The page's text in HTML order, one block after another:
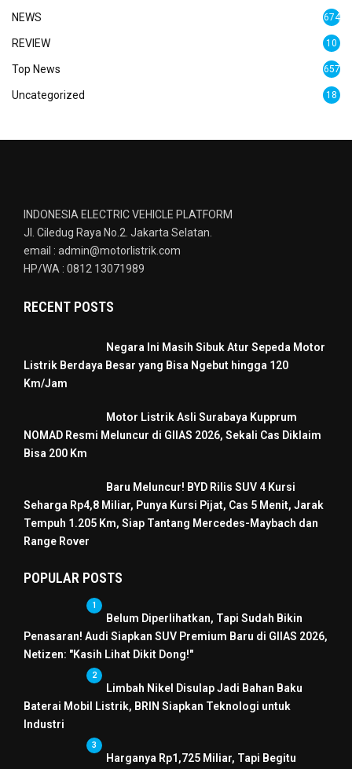
NEWS 674
REVIEW 10
Top News 657
Uncategorized 18
INDONESIA ELECTRIC VEHICLE PLATFORM
Jl. Ciledug Raya No.2. Jakarta Selatan.
email : admin@motorlistrik.com
HP/WA : 0812 13071989
RECENT POSTS
Negara Ini Masih Sibuk Atur Sepeda Motor
Listrik Berdaya Besar yang Bisa Ngebut hingga 120
Km/Jam
Motor Listrik Asli Surabaya Kupprum
NOMAD Resmi Meluncur di GIIAS 2026, Sekali Cas Diklaim
Bisa 200 Km
Baru Meluncur! BYD Rilis SUV 4 Kursi
Seharga Rp4,8 Miliar, Punya Kursi Pijat, Cas 5 Menit, Jarak
Tempuh 1.205 Km, Siap Tantang Mercedes-Maybach dan
Range Rover
POPULAR POSTS
1
Belum Diperlihatkan, Tapi Sudah Bikin
Penasaran! Audi Siapkan SUV Premium Baru di GIIAS 2026,
Netizen: "Kasih Lihat Dikit Dong!"
2
Limbah Nikel Disulap Jadi Bahan Baku
Baterai Mobil Listrik, BRIN Siapkan Teknologi untuk
Industri
3
Harganya Rp1,725 Miliar, Tapi Begitu